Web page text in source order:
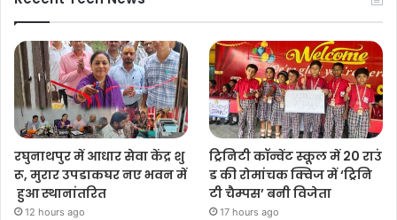
रघुनाथपुर में आधार सेवा केंद्र शु
रू, मुरार उपडाकघर नए भवन में
हुआ स्थानांतरित
12 hours ago
ट्रिनिटी कॉन्वेंट स्कूल में 20 राउं
ड की रोमांचक क्विज में ‘ट्रिनि
टी चैम्पस’ बनी विजेता
17 hours ago